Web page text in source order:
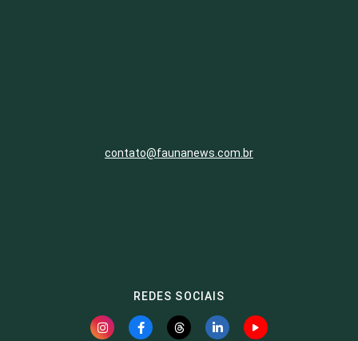
contato@faunanews.com.br
REDES SOCIAIS